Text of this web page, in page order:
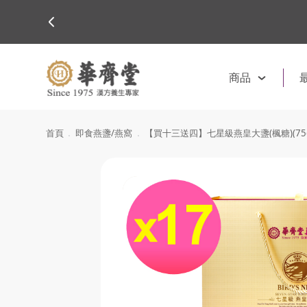
商品
首頁 即食燕盞/燕窩 【買十三送四】七星級燕皇大盞(楓糖